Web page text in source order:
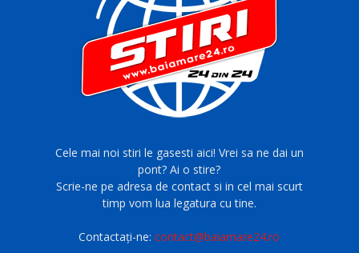
Cele mai noi stiri le gasesti aici! Vrei sa ne dai un
pont? Ai o stire?
Scrie-ne pe adresa de contact si in cel mai scurt
timp vom lua legatura cu tine.
Contactați-ne:contact@baiamare24.ro